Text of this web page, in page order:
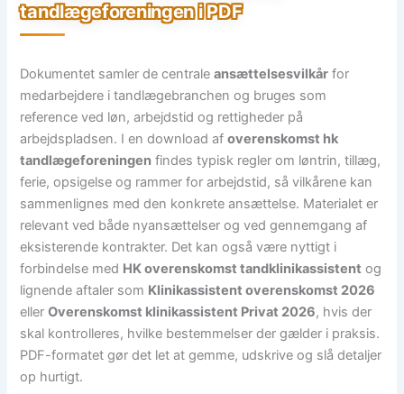
tandlægeforeningen i PDF
Dokumentet samler de centraleansættelsesvilkår for
medarbejdere i tandlægebranchen og bruges som
reference ved løn, arbejdstid og rettigheder på
arbejdspladsen. I en download afoverenskomst hk
tandlægeforeningen findes typisk regler om løntrin, tillæg,
ferie, opsigelse og rammer for arbejdstid, så vilkårene kan
sammenlignes med den konkrete ansættelse. Materialet er
relevant ved både nyansættelser og ved gennemgang af
eksisterende kontrakter. Det kan også være nyttigt i
forbindelse med HK overenskomst tandklinikassistent og
lignende aftaler som Klinikassistent overenskomst 2026
ellerOverenskomst klinikassistent Privat 2026, hvis der
skal kontrolleres, hvilke bestemmelser der gælder i praksis.
PDF-formatet gør det let at gemme, udskrive og slå detaljer
op hurtigt.